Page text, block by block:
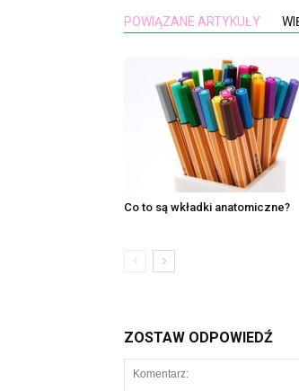
POWIĄZANE ARTYKUŁY
Co to są wkładki anatomiczne?
ZOSTAW ODPOWIEDŹ